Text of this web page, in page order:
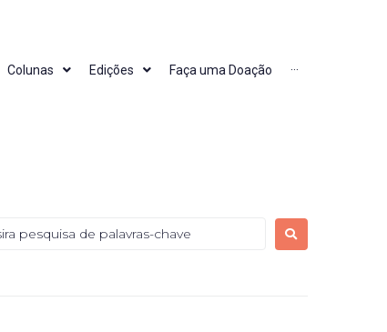
Colunas Edições Faça uma Doação ···